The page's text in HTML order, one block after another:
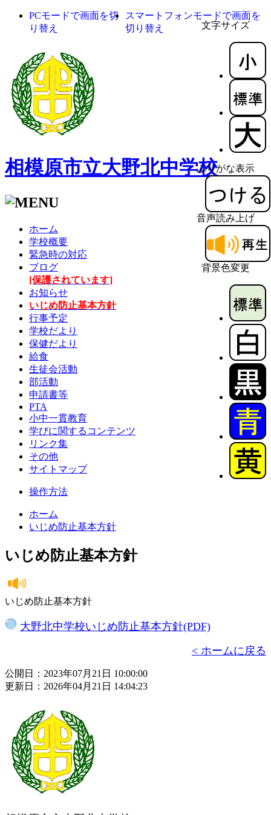
文字サイズ
ふりがな表示
音声読み上げ
背景色変更
PCモードで画面を切
り替え
スマートフォンモードで画面を
切り替え
相模原市立大野北中学校
ホーム
学校概要
緊急時の対応
ブログ
[保護されています]
お知らせ
いじめ防止基本方針
行事予定
学校だより
保健だより
給食
生徒会活動
部活動
申請書等
PTA
小中一貫教育
学びに関するコンテンツ
リンク集
その他
サイトマップ
操作方法
ホーム
いじめ防止基本方針
いじめ防止基本方針
いじめ防止基本方針
大野北中学校いじめ防止基本方針(PDF)
< ホームに戻る
公開日：2023年07月21日 10:00:00
更新日：2026年04月21日 14:04:23